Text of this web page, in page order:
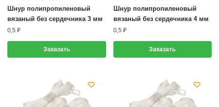
Шнур полипропиленовый
вязаный без сердечника 3 мм
0,5 ₽
Заказать
Шнур полипропиленовый
вязаный без сердечника 4 мм
0,5 ₽
Заказать